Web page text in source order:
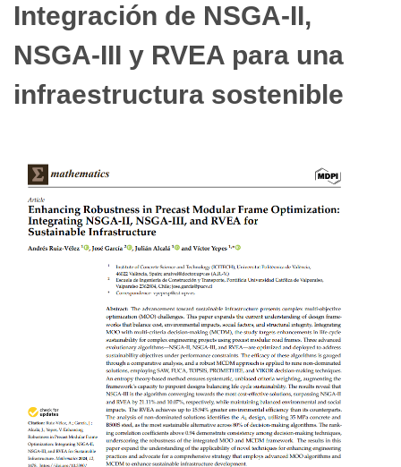
Integración de NSGA-II,
NSGA-III y RVEA para una
infraestructura sostenible